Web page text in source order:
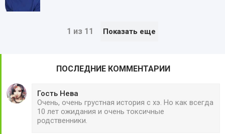
1 из 11 Показать еще
ПОСЛЕДНИЕ КОММЕНТАРИИ
Гость Нева
Очень, очень грустная история с хэ. Но как всегда
10 лет ожидания и очень токсичные
родственники.